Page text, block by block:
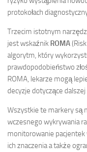
protokołach
Trzecim istotnym
jest wskaźnik ROMA
algorytm, który
prawdopodobieństwo
ROMA, lekarze mogą
decyzje dotyczące
Wszystkie te markery są
wczesnego wykrywania
monitorowanie pacjentek
ich znaczenia a także